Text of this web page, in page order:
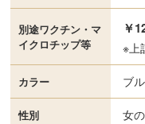
別途ワクチン・ マ
イクロチップ等
￥
※上
カラー ブ
性別 女